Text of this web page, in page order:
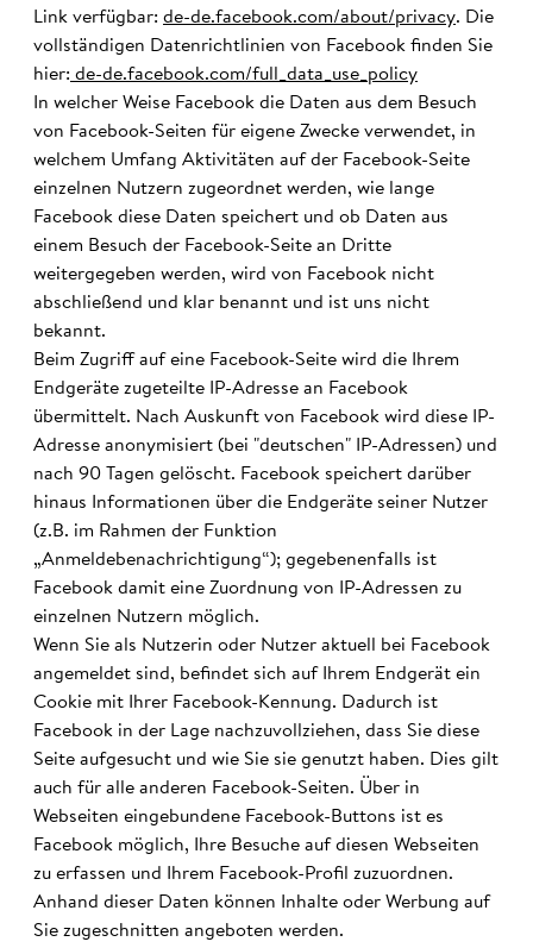
Link verfügbar: de-de.facebook.com/about/privacy. Die
vollständigen Datenrichtlinien von Facebook finden Sie
hier: de-de.facebook.com/full_data_use_policy
In welcher Weise Facebook die Daten aus dem Besuch
von Facebook-Seiten für eigene Zwecke verwendet, in
welchem Umfang Aktivitäten auf der Facebook-Seite
einzelnen Nutzern zugeordnet werden, wie lange
Facebook diese Daten speichert und ob Daten aus
einem Besuch der Facebook-Seite an Dritte
weitergegeben werden, wird von Facebook nicht
abschließend und klar benannt und ist uns nicht
bekannt.
Beim Zugriff auf eine Facebook-Seite wird die Ihrem
Endgeräte zugeteilte IP-Adresse an Facebook
übermittelt. Nach Auskunft von Facebook wird diese IP-
Adresse anonymisiert (bei "deutschen" IP-Adressen) und
nach 90 Tagen gelöscht. Facebook speichert darüber
hinaus Informationen über die Endgeräte seiner Nutzer
(z.B. im Rahmen der Funktion
„Anmeldebenachrichtigung“); gegebenenfalls ist
Facebook damit eine Zuordnung von IP-Adressen zu
einzelnen Nutzern möglich.
Wenn Sie als Nutzerin oder Nutzer aktuell bei Facebook
angemeldet sind, befindet sich auf Ihrem Endgerät ein
Cookie mit Ihrer Facebook-Kennung. Dadurch ist
Facebook in der Lage nachzuvollziehen, dass Sie diese
Seite aufgesucht und wie Sie sie genutzt haben. Dies gilt
auch für alle anderen Facebook-Seiten. Über in
Webseiten eingebundene Facebook-Buttons ist es
Facebook möglich, Ihre Besuche auf diesen Webseiten
zu erfassen und Ihrem Facebook-Profil zuzuordnen.
Anhand dieser Daten können Inhalte oder Werbung auf
Sie zugeschnitten angeboten werden.